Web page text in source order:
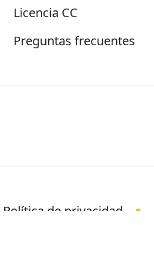
Licencia CC
Preguntas frecuentes
Política de privacidad